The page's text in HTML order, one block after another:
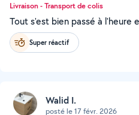
Livraison - Transport de colis
Tout s'est bien passé à l'heure
Super réactif
Walid I.
posté le 17 févr. 2026